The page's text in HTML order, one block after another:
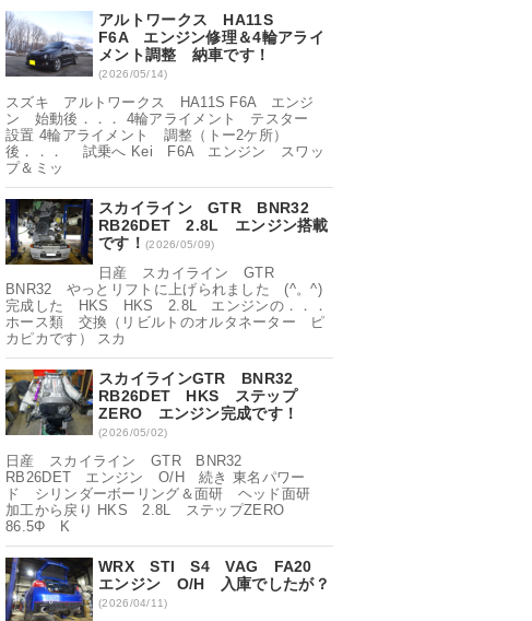
アルトワークス HA11S
F6A エンジン修理＆4輪アライ
メント調整 納車です！
(2026/05/14)
スズキ アルトワークス HA11S F6A エンジ
ン 始動後．．． 4輪アライメント テスター
設置 4輪アライメント 調整（トー2ケ所）
後．．． 試乗へ Kei F6A エンジン スワッ
プ＆ミッ
スカイライン GTR BNR32
RB26DET 2.8L エンジン搭載
です！ (2026/05/09)
日産 スカイライン GTR
BNR32 やっとリフトに上げられました (^。^)
完成した HKS HKS 2.8L エンジンの．．．
ホース類 交換（リビルトのオルタネーター ピ
カピカです） スカ
スカイラインGTR BNR32
RB26DET HKS ステップ
ZERO エンジン完成です！
(2026/05/02)
日産 スカイライン GTR BNR32
RB26DET エンジン O/H 続き 東名パワー
ド シリンダーボーリング＆面研 ヘッド面研
加工から戻り HKS 2.8L ステップZERO
86.5Φ K
WRX STI S4 VAG FA20
エンジン O/H 入庫でしたが？
(2026/04/11)